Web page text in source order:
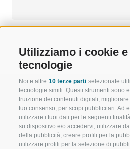
Utilizziamo i cookie
tecnologie
Noi e altre 10 terze parti selezionate
tecnologie simili. Questi strumenti sono
fruizione dei contenuti digitali,
tuo consenso, per scopi pubblicitari. Ad
utilizzare i tuoi dati per le seguenti
su dispositivo e/o accedervi, utilizzare
della pubblicità, creare profili per la
utilizzare profili per la selezione di
BENVENUTI NELLA
TURISTICA DI RACINES